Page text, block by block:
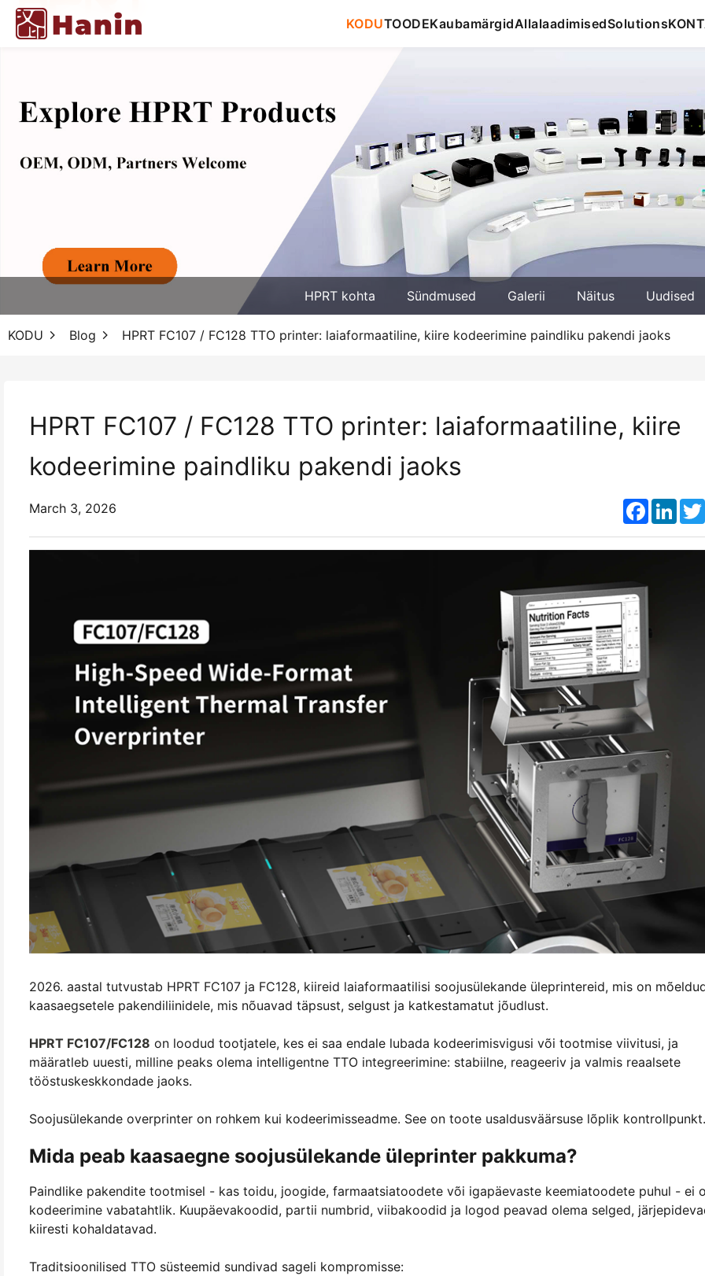
KODUTOODEKaubamärgidAllalaadimisedSolutions
HPRT kohta Sündmused Galerii Näitus Uudised
KODU Blog HPRT FC107 / FC128 TTO printer: laiaformaatiline, kiire kodeerimine paindliku pakendi jaoks
HPRT FC107 / FC128 TTO printer: laiaformaatiline, kiire
kodeerimine paindliku pakendi jaoks
March 3, 2026
2026. aastal tutvustab HPRT FC107 ja FC128, kiireid laiaformaatilisi soojusülekande üleprintereid, mis on
kaasaegsetele pakendiliinidele, mis nõuavad täpsust, selgust ja katkestamatut jõudlust.
HPRT FC107/FC128 on loodud tootjatele, kes ei saa endale lubada kodeerimisvigusi või tootmise viivitusi, ja
määratleb uuesti, milline peaks olema intelligentne TTO integreerimine: stabiilne, reageeriv ja valmis reaalsete
tööstuskeskkondade jaoks.
Soojusülekande overprinter on rohkem kui kodeerimisseadme. See on toote usaldusväärsuse lõplik kontrollpunkt.
Mida peab kaasaegne soojusülekande üleprinter pakkuma?
Paindlike pakendite tootmisel - kas toidu, joogide, farmaatsiatoodete või igapäevaste keemiatoodete puhul - ei
kodeerimine vabatahtlik. Kuupäevakoodid, partii numbrid, viibakoodid ja logod peavad olema selged,
kiiresti kohaldatavad.
Traditsioonilised TTO süsteemid sundivad sageli kompromisse: